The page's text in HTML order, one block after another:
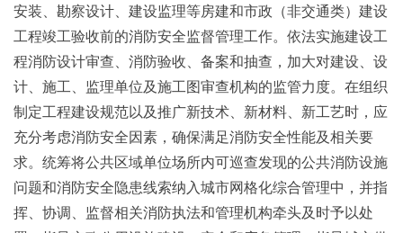
安装、勘察设计、建设监理等房建和市政（非交通类）建设
工程竣工验收前的消防安全监督管理工作。依法实施建设工
程消防设计审查、消防验收、备案和抽查，加大对建设、设
计、施工、监理单位及施工图审查机构的监管力度。在组织
制定工程建设规范以及推广新技术、新材料、新工艺时，应
充分考虑消防安全因素，确保满足消防安全性能及相关要
求。统筹将公共区域单位场所内可巡查发现的公共消防设施
问题和消防安全隐患线索纳入城市网格化综合管理中，并指
挥、协调、监督相关消防执法和管理机构牵头及时予以处